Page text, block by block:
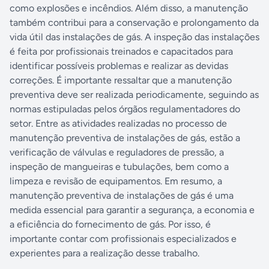
como explosões e incêndios. Além disso, a manutenção
também contribui para a conservação e prolongamento da
vida útil das instalações de gás. A inspeção das instalações
é feita por profissionais treinados e capacitados para
identificar possíveis problemas e realizar as devidas
correções. É importante ressaltar que a manutenção
preventiva deve ser realizada periodicamente, seguindo as
normas estipuladas pelos órgãos regulamentadores do
setor. Entre as atividades realizadas no processo de
manutenção preventiva de instalações de gás, estão a
verificação de válvulas e reguladores de pressão, a
inspeção de mangueiras e tubulações, bem como a
limpeza e revisão de equipamentos. Em resumo, a
manutenção preventiva de instalações de gás é uma
medida essencial para garantir a segurança, a economia e
a eficiência do fornecimento de gás. Por isso, é
importante contar com profissionais especializados e
experientes para a realização desse trabalho.